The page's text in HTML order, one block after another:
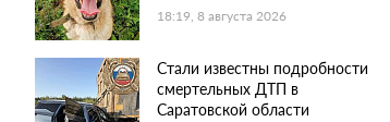
18:19, 8 августа 2026
Стали известны подробности
смертельных ДТП в
Саратовской области